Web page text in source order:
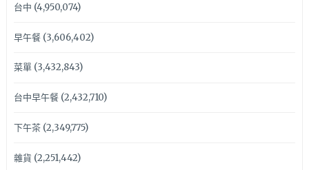
台中 (4,950,074)
早午餐(3,606,402)
菜單(3,432,843)
台中早午餐(2,432,710)
下午茶(2,349,775)
雜貨 (2,251,442)